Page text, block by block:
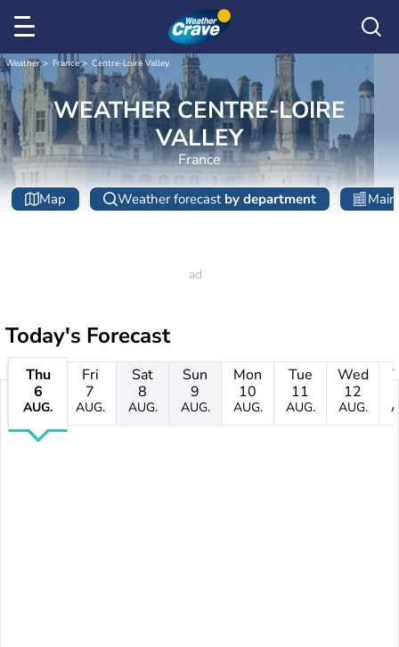
Weather France Centre-Loire Valley
WEATHER CENTRE-LOIRE
VALLEY
France
Map Weather forecast by department
Today's Forecast
Thu
6
AUG.
Fri
7
AUG.
Sat
8
AUG.
Sun
9
AUG.
Mon
10
AUG.
Tue
11
AUG.
Wed
12
AUG.